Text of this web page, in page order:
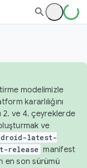
modelimizle
kararlılığını
2. ve 4. çeyreklerde
ve
latest-
release manifest
en son sürümü